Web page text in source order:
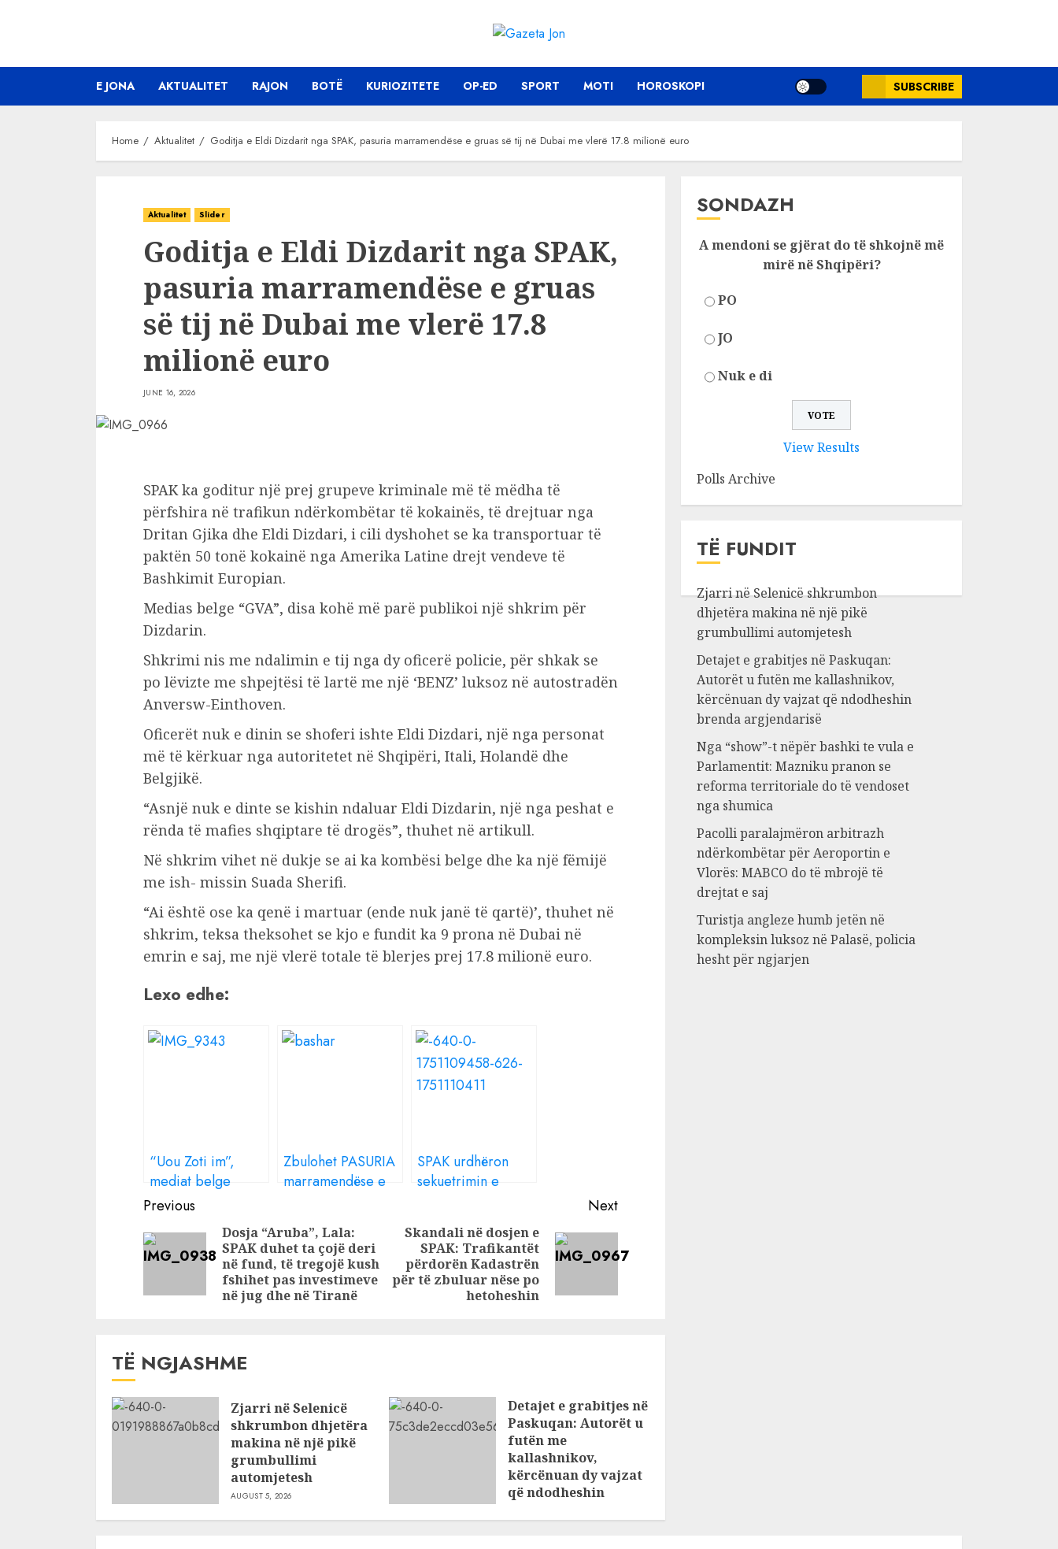
E JONA AKTUALITET RAJON BOTË KURIOZITETE OP-ED SPORT MOTI HOROSKOPI SUBSCRIBE
Home Aktualitet Goditja e Eldi Dizdarit nga SPAK, pasuria marramendëse e gruas së tij në Dubai me vlerë 17.8 milionë euro
Aktualitet Slider
Goditja e Eldi Dizdarit nga SPAK,
pasuria marramendëse e gruas
së tij në Dubai me vlerë 17.8
milionë euro
JUNE 16, 2026
SPAK ka goditur një prej grupeve kriminale më të mëdha të
përfshira në trafikun ndërkombëtar të kokainës, të drejtuar nga
Dritan Gjika dhe Eldi Dizdari, i cili dyshohet se ka transportuar të
paktën 50 tonë kokainë nga Amerika Latine drejt vendeve të
Bashkimit Europian.
Medias belge “GVA”, disa kohë më parë publikoi një shkrim për
Dizdarin.
Shkrimi nis me ndalimin e tij nga dy oficerë policie, për shkak se
po lëvizte me shpejtësi të lartë me një ‘BENZ’ luksoz në autostradën
Anversw-Einthoven.
Oficerët nuk e dinin se shoferi ishte Eldi Dizdari, një nga personat
më të kërkuar nga autoritetet në Shqipëri, Itali, Holandë dhe
Belgjikë.
“Asnjë nuk e dinte se kishin ndaluar Eldi Dizdarin, një nga peshat e
rënda të mafies shqiptare të drogës”, thuhet në artikull.
Në shkrim vihet në dukje se ai ka kombësi belge dhe ka një fëmijë
me ish- missin Suada Sherifi.
“Ai është ose ka qenë i martuar (ende nuk janë të qartë)’, thuhet në
shkrim, teksa theksohet se kjo e fundit ka 9 prona në Dubai në
emrin e saj, me një vlerë totale të blerjes prej 17.8 milionë euro.
Lexo edhe:
“Uou Zoti im”,
mediat belge
“ÇMENDEN” nga
marramendëse e
GRUAS së Eldi
Dizdarit, roli i
Ermir Cinco
Zbulohet PASURIA
marramendëse e
e jahte luksoze!
SPAK urdhëron
sekuetrimin e
euro në Durrës
Continue
Reading
Previous
Previous
post:
Dosja “Aruba”, Lala:
SPAK duhet ta çojë deri
në fund, të tregojë kush
fshihet pas investimeve
në jug dhe në Tiranë
Next
Next
post:
Skandali në dosjen e
SPAK: Trafikantët
përdorën Kadastrën
për të zbuluar nëse po
hetoheshin
TË NGJASHME
Zjarri në Selenicë
shkrumbon dhjetëra
makina në një pikë
grumbullimi
automjetesh
AUGUST 5, 2026
Detajet e grabitjes në
Paskuqan: Autorët u
futën me
kallashnikov,
kërcënuan dy vajzat
që ndodheshin
SONDAZH
A mendoni se gjërat do të shkojnë më
mirë në Shqipëri?
PO
JO
Nuk e di
View Results
Polls Archive
TË FUNDIT
Zjarri në Selenicë shkrumbon
dhjetëra makina në një pikë
grumbullimi automjetesh
Detajet e grabitjes në Paskuqan:
Autorët u futën me kallashnikov,
kërcënuan dy vajzat që ndodheshin
brenda argjendarisë
Nga “show”-t nëpër bashki te vula e
Parlamentit: Mazniku pranon se
reforma territoriale do të vendoset
nga shumica
Pacolli paralajmëron arbitrazh
ndërkombëtar për Aeroportin e
Vlorës: MABCO do të mbrojë të
drejtat e saj
Turistja angleze humb jetën në
kompleksin luksoz në Palasë, policia
hesht për ngjarjen